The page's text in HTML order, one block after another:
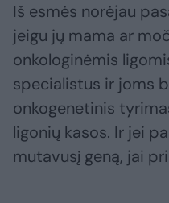
Iš esmės norėjau
jeigu jų mama ar
onkologinėmis
specialistus ir joms
onkogenetinis
ligonių kasos. Ir jei
mutavusį geną, jai